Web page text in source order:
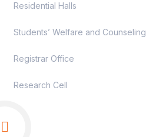
Residential Halls
Students’ Welfare and Counseling
Registrar Office
Research Cell